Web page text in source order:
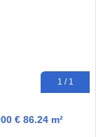
1 / 1
€ 86.24 m²